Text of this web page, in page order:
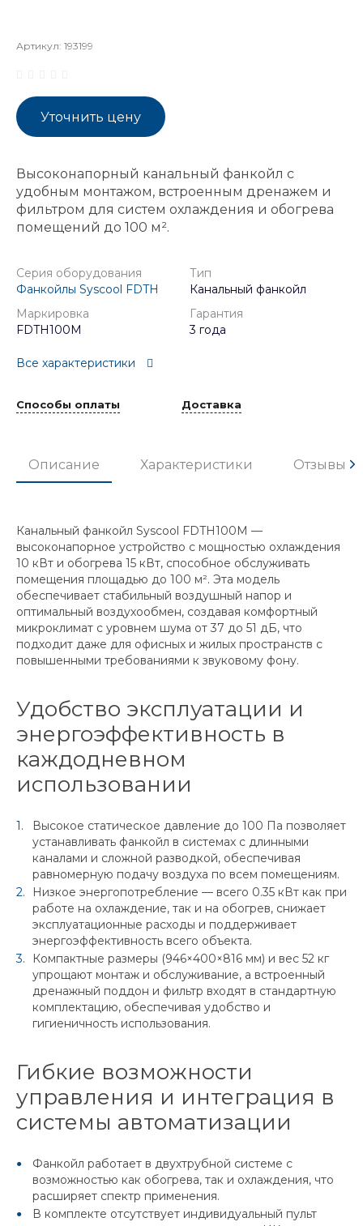
Артикул: 193199
Уточнить цену
Высоконапорный канальный фанкойл с
удобным монтажом, встроенным дренажем и
фильтром для систем охлаждения и обогрева
помещений до 100 м².
Серия оборудования
Фанкойлы Syscool FDTH
Тип
Канальный фанкойл
Маркировка
FDTH100M
Гарантия
3 года
Все характеристики
Способы оплаты Доставка
Описание Характеристики Отзывы
Канальный фанкойл Syscool FDTH100M —
высоконапорное устройство с мощностью охлаждения
10 кВт и обогрева 15 кВт, способное обслуживать
помещения площадью до 100 м². Эта модель
обеспечивает стабильный воздушный напор и
оптимальный воздухообмен, создавая комфортный
микроклимат с уровнем шума от 37 до 51 дБ, что
подходит даже для офисных и жилых пространств с
повышенными требованиями к звуковому фону.
Удобство эксплуатации и
энергоэффективность в
каждодневном
использовании
Высокое статическое давление до 100 Па позволяет
устанавливать фанкойл в системах с длинными
каналами и сложной разводкой, обеспечивая
равномерную подачу воздуха по всем помещениям.
Низкое энергопотребление — всего 0.35 кВт как при
работе на охлаждение, так и на обогрев, снижает
эксплуатационные расходы и поддерживает
энергоэффективность всего объекта.
Компактные размеры (946×400×816 мм) и вес 52 кг
упрощают монтаж и обслуживание, а встроенный
дренажный поддон и фильтр входят в стандартную
комплектацию, обеспечивая удобство и
гигиеничность использования.
Гибкие возможности
управления и интеграция в
системы автоматизации
Фанкойл работает в двухтрубной системе с
возможностью как обогрева, так и охлаждения, что
расширяет спектр применения.
В комплекте отсутствует индивидуальный пульт